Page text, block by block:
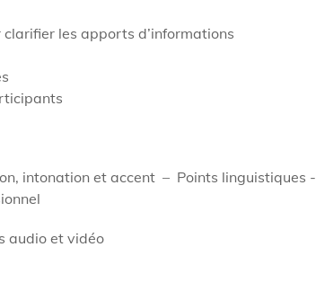
les apports d’informations
intonation et accent – Points linguistiques -
audio et vidéo